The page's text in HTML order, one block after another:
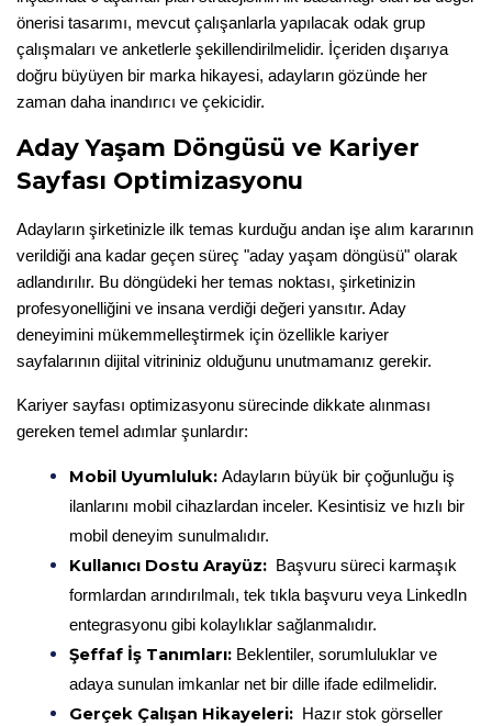
önerisi tasarımı, mevcut çalışanlarla yapılacak odak grup
çalışmaları ve anketlerle şekillendirilmelidir. İçeriden dışarıya
doğru büyüyen bir marka hikayesi, adayların gözünde her
zaman daha inandırıcı ve çekicidir.
Aday Yaşam Döngüsü ve Kariyer
Sayfası Optimizasyonu
Adayların şirketinizle ilk temas kurduğu andan işe alım kararının
verildiği ana kadar geçen süreç "aday yaşam döngüsü" olarak
adlandırılır. Bu döngüdeki her temas noktası, şirketinizin
profesyonelliğini ve insana verdiği değeri yansıtır. Aday
deneyimini mükemmelleştirmek için özellikle kariyer
sayfalarının dijital vitrininiz olduğunu unutmamanız gerekir.
Kariyer sayfası optimizasyonu sürecinde dikkate alınması
gereken temel adımlar şunlardır:
Mobil Uyumluluk: Adayların büyük bir çoğunluğu iş
ilanlarını mobil cihazlardan inceler. Kesintisiz ve hızlı bir
mobil deneyim sunulmalıdır.
Kullanıcı Dostu Arayüz:
Başvuru süreci karmaşık
formlardan arındırılmalı, tek tıkla başvuru veya LinkedIn
entegrasyonu gibi kolaylıklar sağlanmalıdır.
Şeffaf İş Tanımları: Beklentiler, sorumluluklar ve
adaya sunulan imkanlar net bir dille ifade edilmelidir.
Gerçek Çalışan Hikayeleri:
Hazır stok görseller